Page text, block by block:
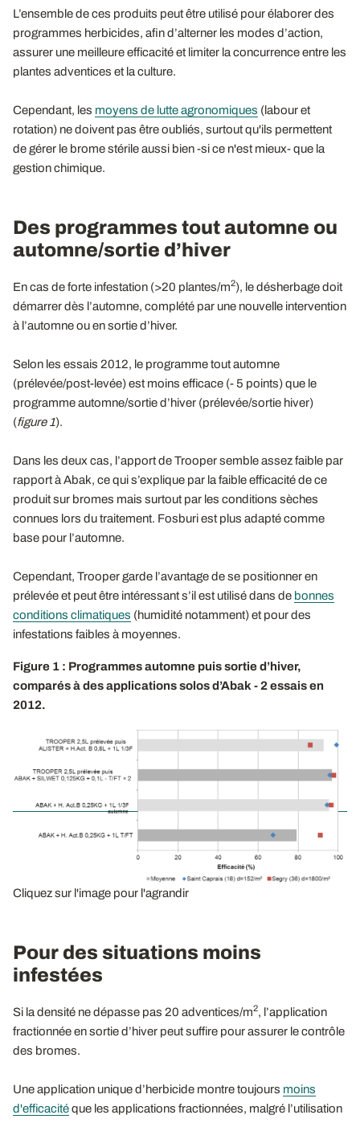
L’ensemble de ces produits peut être utilisé pour élaborer des
programmes herbicides, afin d’alterner les modes d’action,
assurer une meilleure efficacité et limiter la concurrence entre les
plantes adventices et la culture.
Cependant, les moyens de lutte agronomiques (labour et
rotation) ne doivent pas être oubliés, surtout qu'ils permettent
de gérer le brome stérile aussi bien -si ce n'est mieux- que la
gestion chimique.
Des programmes tout automne ou
automne/sortie d’hiver
En cas de forte infestation (>20 plantes/m2), le désherbage doit
démarrer dès l’automne, complété par une nouvelle intervention
à l’automne ou en sortie d’hiver.
Selon les essais 2012, le programme tout automne
(prélevée/post-levée) est moins efficace (- 5 points) que le
programme automne/sortie d’hiver (prélevée/sortie hiver)
(figure 1).
Dans les deux cas, l’apport de Trooper semble assez faible par
rapport à Abak, ce qui s’explique par la faible efficacité de ce
produit sur bromes mais surtout par les conditions sèches
connues lors du traitement. Fosburi est plus adapté comme
base pour l’automne.
Cependant, Trooper garde l’avantage de se positionner en
prélevée et peut être intéressant s’il est utilisé dans de bonnes
conditions climatiques (humidité notamment) et pour des
infestations faibles à moyennes.
Figure 1 : Programmes automne puis sortie d’hiver,
comparés à des applications solos d’Abak - 2 essais en
2012.
Cliquez sur l'image pour l'agrandir
Pour des situations moins
infestées
Si la densité ne dépasse pas 20 adventices/m2, l’application
fractionnée en sortie d’hiver peut suffire pour assurer le contrôle
des bromes.
Une application unique d’herbicide montre toujours moins
d'efficacitéque les applications fractionnées, malgré l’utilisation